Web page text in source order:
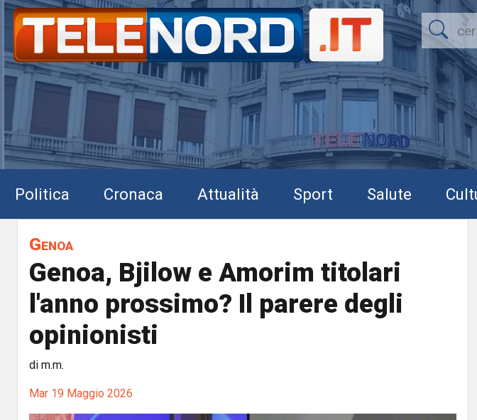
Politica Cronaca Attualità Sport Salute
Genoa
Genoa, Bjilow e Amorim titolari
l'anno prossimo? Il parere degli
opinionisti
di m.m.
Mar 19 Maggio 2026